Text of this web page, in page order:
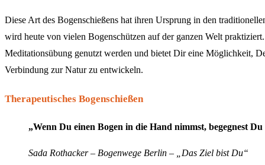
Diese Art des Bogenschießens hat ihren Ursprung in den
wird heute von vielen Bogenschützen auf der ganzen Welt
Meditationsübung genutzt werden und bietet Dir eine Möglichkeit,
Verbindung zur Natur zu entwickeln.
Therapeutisches Bogenschießen
„Wenn Du einen Bogen in die Hand nimmst, begegnest
Sada Rothacker – Bogenwege Berlin – „Das Ziel bist Du“